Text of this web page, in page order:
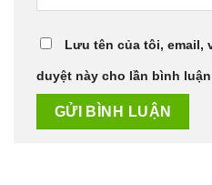
Lưu tên của tôi, email,
duyệt này cho lần bình